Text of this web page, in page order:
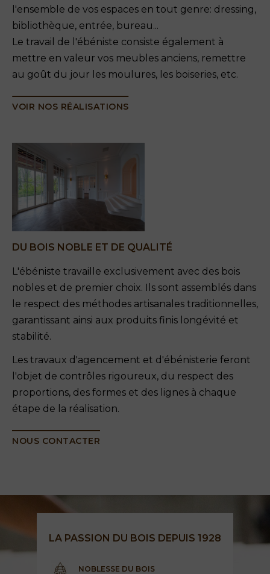
l'ensemble de vos espaces en tout genre: dressing,
bibliothèque, entrée, bureau...
Le travail de l'ébéniste consiste également à
mettre en valeur vos meubles anciens, remettre
au goût du jour les moulures, les boiseries, etc.
VOIR NOS RÉALISATIONS
DU BOIS NOBLE ET DE QUALITÉ
L'ébéniste travaille exclusivement avec des bois
nobles et de premier choix. Ils sont assemblés dans
le respect des méthodes artisanales traditionnelles,
garantissant ainsi aux produits finis longévité et
stabilité.
Les travaux d'agencement et d'ébénisterie feront
l'objet de contrôles rigoureux, du respect des
proportions, des formes et des lignes à chaque
étape de la réalisation.
NOUS CONTACTER
LA PASSION DU BOIS DEPUIS 1928
NOBLESSE DU BOIS